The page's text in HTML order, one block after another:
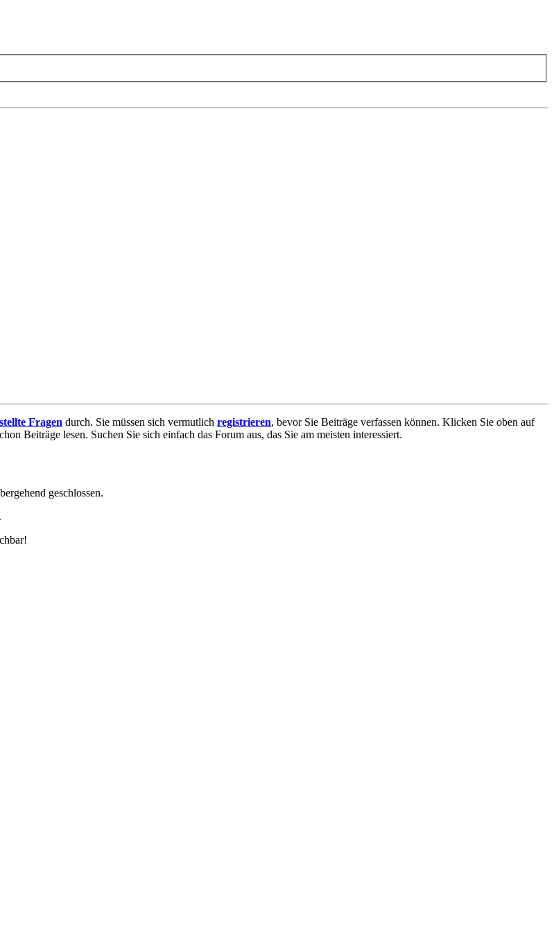
Fragen durch. Sie müssen sich vermutlich registrieren, bevor Sie Beiträge verfassen können. Klicken Sie oben auf
Beiträge lesen. Suchen Sie sich einfach das Forum aus, das Sie am meisten interessiert.
geschlossen.